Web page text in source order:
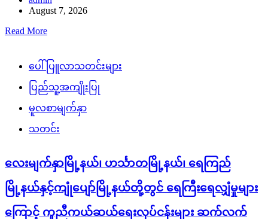
August 7, 2026
Read More
ပေါ်ပြူလာသတင်းများ
ပြည်သူ့အကျိုးပြု
မူလစာမျက်နှာ
သတင်း
လေးမျက်နှာမြို့နယ်၊ ဟင်္သာတမြို့နယ်၊ ရေကြည်
မြို့နယ်နှင့်ကျုံပျော်မြို့နယ်တို့တွင် ရေကြီးရေလျှံမှုများ
ကြောင့် ကူညီကယ်ဆယ်ရေးလုပ်ငန်းများ ဆက်လက်